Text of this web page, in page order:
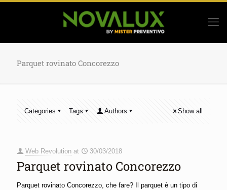
Parquet rovinato Concorezzo
Categories Tags Authors Show all
Web Revolution at 30/03/2018
Parquet rovinato Concorezzo
Parquet rovinato Concorezzo, che fare? Il parquet è un tipo di